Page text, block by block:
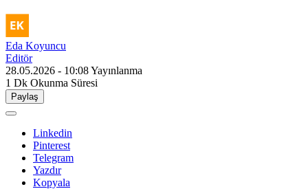
Eda Koyuncu
Editör
28.05.2026 - 10:08Yayınlanma
1 Dk Okunma Süresi
Paylaş
Linkedin
Pinterest
Telegram
Yazdır
Kopyala